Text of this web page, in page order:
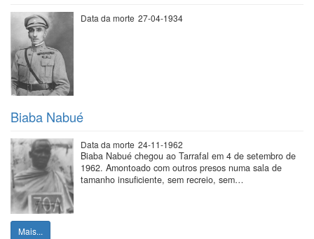
Data da morte 27-04-1934
Biaba Nabué
Data da morte 24-11-1962
Biaba Nabué chegou ao Tarrafal em 4 de setembro de
1962. Amontoado com outros presos numa sala de
tamanho insuficiente, sem recreio, sem…
Mais...